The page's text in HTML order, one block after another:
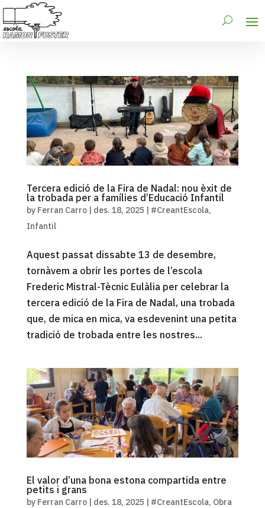
Tercera edició de la Fira de Nadal: nou èxit de
la trobada per a famílies d’Educació Infantil
by Ferran Carro| des. 18, 2025 | #CreantEscola,
Infantil
Aquest passat dissabte 13 de desembre,
tornàvem a obrir les portes de l’escola
Frederic Mistral-Tècnic Eulàlia per celebrar la
tercera edició de la Fira de Nadal, una trobada
que, de mica en mica, va esdevenint una petita
tradició de trobada entre les nostres...
El valor d’una bona estona compartida entre
petits i grans
by Ferran Carro| des. 18, 2025 | #CreantEscola, Obra